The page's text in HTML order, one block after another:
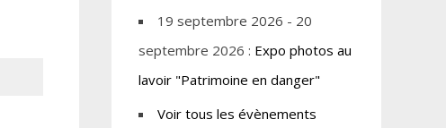
19 septembre 2026 - 20
septembre 2026 : Expo photos au
lavoir "Patrimoine en danger"
Voir tous les évènements